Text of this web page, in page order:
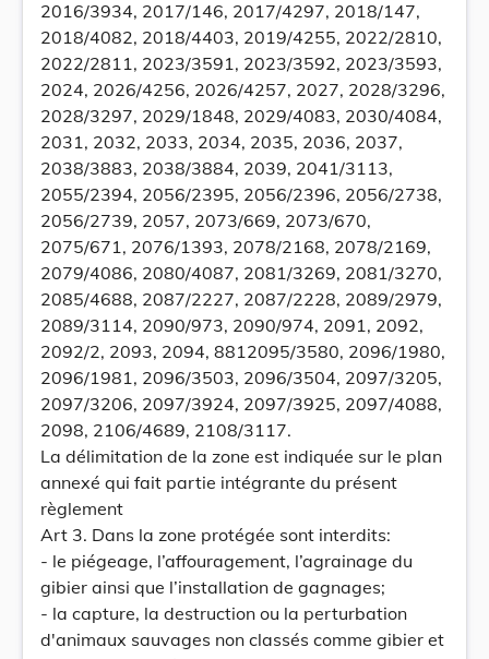
2016/3934, 2017/146, 2017/4297, 2018/147,
2018/4082, 2018/4403, 2019/4255, 2022/2810,
2022/2811, 2023/3591, 2023/3592, 2023/3593,
2024, 2026/4256, 2026/4257, 2027, 2028/3296,
2028/3297, 2029/1848, 2029/4083, 2030/4084,
2031, 2032, 2033, 2034, 2035, 2036, 2037,
2038/3883, 2038/3884, 2039, 2041/3113,
2055/2394, 2056/2395, 2056/2396, 2056/2738,
2056/2739, 2057, 2073/669, 2073/670,
2075/671, 2076/1393, 2078/2168, 2078/2169,
2079/4086, 2080/4087, 2081/3269, 2081/3270,
2085/4688, 2087/2227, 2087/2228, 2089/2979,
2089/3114, 2090/973, 2090/974, 2091, 2092,
2092/2, 2093, 2094, 8812095/3580, 2096/1980,
2096/1981, 2096/3503, 2096/3504, 2097/3205,
2097/3206, 2097/3924, 2097/3925, 2097/4088,
2098, 2106/4689, 2108/3117.
La délimitation de la zone est indiquée sur le plan
annexé qui fait partie intégrante du présent
règlement
Art 3. Dans la zone protégée sont interdits:
- le piégeage, l’affouragement, l’agrainage du
gibier ainsi que l’installation de gagnages;
- la capture, la destruction ou la perturbation
d'animaux sauvages non classés comme gibier et